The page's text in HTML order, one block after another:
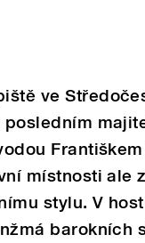
ve
posledním
místnosti ale
stylu. V
barokních